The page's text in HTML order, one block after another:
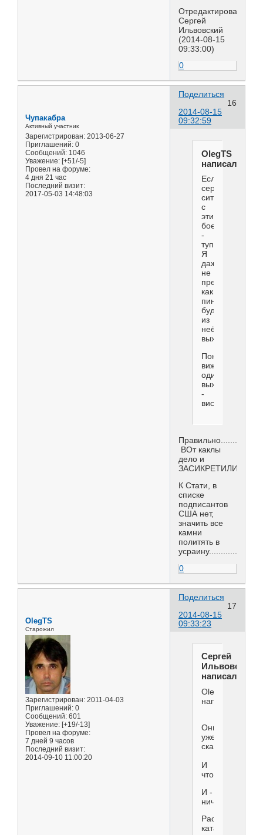
Отредактировано
Сергей
Ильвовский
(2014-08-15
09:33:00)
0
Поделиться
16
2014-08-15
09:32:59
Чупакабра
Активный участник
Зарегистрирован: 2013-06-27
Приглашений: 0
Сообщений: 1046
Уважение: [+51/-5]
Провел на форуме:
4 дня 21 час
Последний визит:
2017-05-03 14:48:03
OlegTS
написал(а):
Если
серьёзно,
ситуация
с
этим
боенгом
-
тупиковая.
Я
даже
не
представляю,
как
пиндосы
будут
из
неё
выходить.
Пока
вижу
один
выход
-
висяк.
Правильно.......
ВОт каклы
дело и
ЗАСИКРЕТИЛИ........
К Стати, в
списке
подписантов
США нет,
значить все
камни
политять в
усраину.....................
0
Поделиться
17
2014-08-15
09:33:23
OlegTS
Старожил
Зарегистрирован: 2011-04-03
Приглашений: 0
Сообщений: 601
Уважение: [+19/-13]
Провел на форуме:
7 дней 9 часов
Последний визит:
2014-09-10 11:00:20
Сергей
Ильвовский
написал(а):
OlegTS
написал(а):
Они
уже
сказали.
И
что?
И -
ничего.
Расследование
катастрофы